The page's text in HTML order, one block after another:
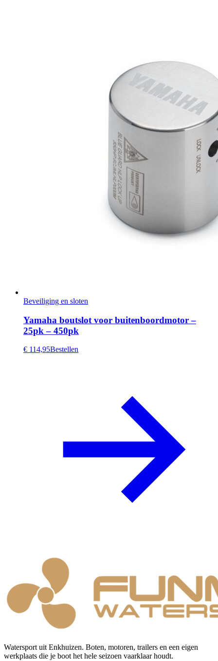
Beveiliging en sloten
Yamaha boutslot voor buitenboordmotor –
25pk – 450pk
€ 114,95Bestellen
Watersport uit Enkhuizen. Boten, motoren, trailers en een eigen
werkplaats die je boot het hele seizoen vaarklaar houdt.